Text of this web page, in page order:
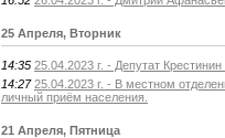
25 Апреля, Вторник
14:35 25.04.2023 г. - Депутат
14:27 25.04.2023 г. - В местном
личный приём населения.
21 Апреля, Пятница